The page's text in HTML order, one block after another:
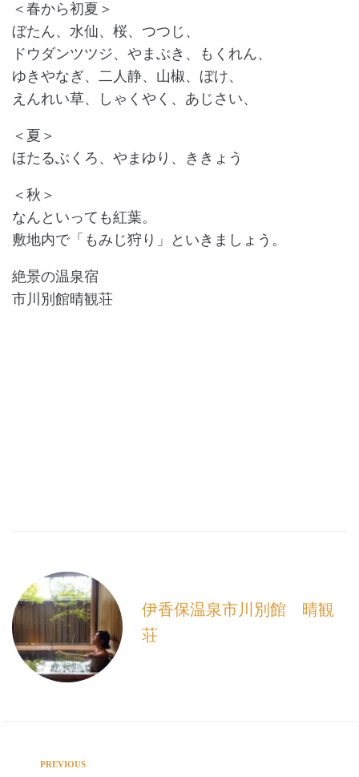
＜春から初夏＞
ぼたん、水仙、桜、つつじ、
ドウダンツツジ、やまぶき、もくれん、
ゆきやなぎ、二人静、山椒、ぼけ、
えんれい草、しゃくやく、あじさい、
＜夏＞
ほたるぶくろ、やまゆり、ききょう
＜秋＞
なんといっても紅葉。
敷地内で「もみじ狩り」といきましょう。
絶景の温泉宿
市川別館晴観荘
伊香保温泉市川別館 晴観
荘
PREVIOUS